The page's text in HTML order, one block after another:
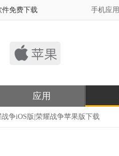
件免费下载 手机应用
应用
争iOS版|荣耀战争苹果版下载